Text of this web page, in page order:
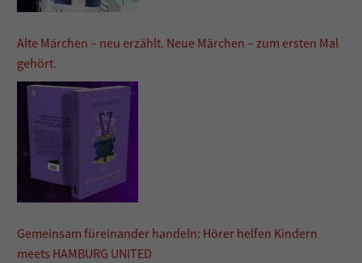
Alte Märchen – neu erzählt. Neue Märchen – zum ersten Mal
gehört.
Gemeinsam füreinander handeln: Hörer helfen Kindern
meets HAMBURG UNITED